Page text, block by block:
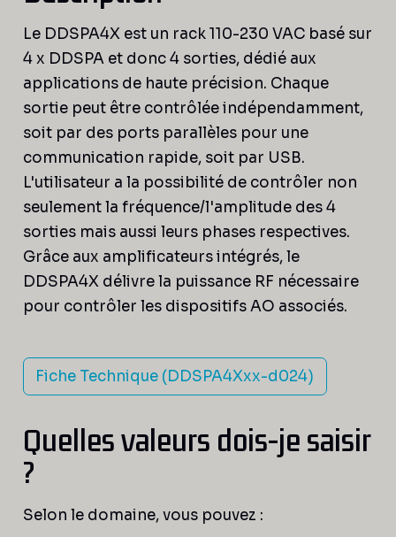
Le DDSPA4X est un rack 110-230 VAC basé sur
4 x DDSPA et donc 4 sorties, dédié aux
applications de haute précision. Chaque
sortie peut être contrôlée indépendamment,
soit par des ports parallèles pour une
communication rapide, soit par USB.
L'utilisateur a la possibilité de contrôler non
seulement la fréquence/l'amplitude des 4
sorties mais aussi leurs phases respectives.
Grâce aux amplificateurs intégrés, le
DDSPA4X délivre la puissance RF nécessaire
pour contrôler les dispositifs AO associés.
Fiche Technique (DDSPA4Xxx-d024)
Quelles valeurs dois-je saisir
?
Selon le domaine, vous pouvez :